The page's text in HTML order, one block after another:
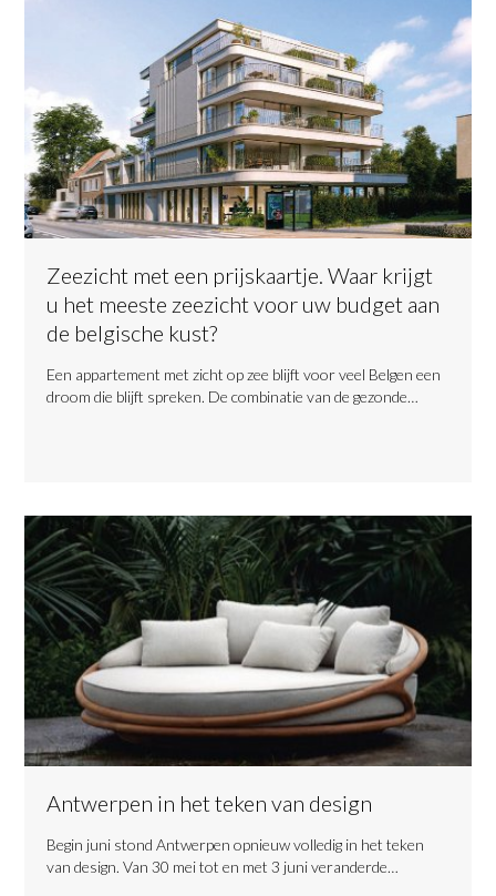
Zeezicht met een prijskaartje. Waar krijgt
u het meeste zeezicht voor uw budget aan
de belgische kust?
​Een appartement met zicht op zee blijft voor veel Belgen een
droom die blijft spreken. De combinatie van de gezonde…
Antwerpen in het teken van design
​Begin juni stond Antwerpen opnieuw volledig in het teken
van design. Van 30 mei tot en met 3 juni veranderde…